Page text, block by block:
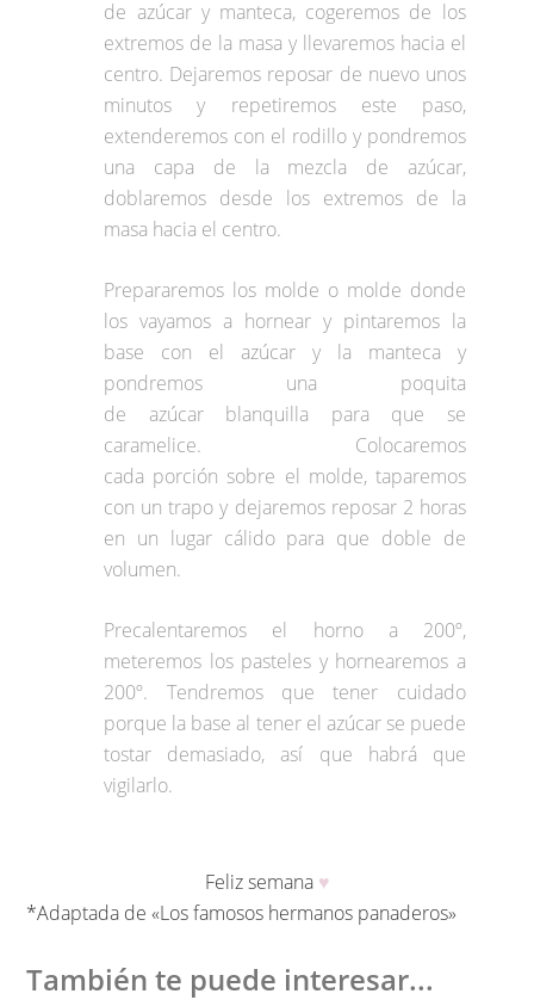
de azúcar y manteca, cogeremos de los
extremos de la masa y llevaremos hacia el
centro. Dejaremos reposar de nuevo unos
minutos y repetiremos este paso,
extenderemos con el rodillo y pondremos
una capa de la mezcla de azúcar,
doblaremos desde los extremos de la
masa hacia el centro.
Prepararemos los molde o molde donde
los vayamos a hornear y pintaremos la
base con el azúcar y la manteca y
pondremos una poquita
de azúcar blanquilla para que se
caramelice. Colocaremos
cada porción sobre el molde, taparemos
con un trapo y dejaremos reposar 2 horas
en un lugar cálido para que doble de
volumen.
Precalentaremos el horno a 200º,
meteremos los pasteles y hornearemos a
200º. Tendremos que tener cuidado
porque la base al tener el azúcar se puede
tostar demasiado, así que habrá que
vigilarlo.
Feliz semana♥
*Adaptada de «Los famosos hermanos panaderos»
También te puede interesar...